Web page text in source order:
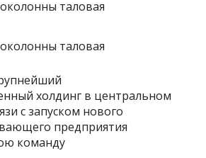
холдинг в центральном
с запуском нового
предприятия
команду